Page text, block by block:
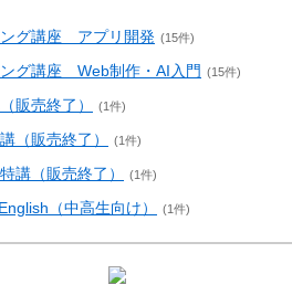
グ講座 アプリ開発 (15件)
グ講座 Web制作・AI入門 (15件)
販売終了） (1件)
（販売終了） (1件)
講（販売終了） (1件)
（中高生向け） (1件)